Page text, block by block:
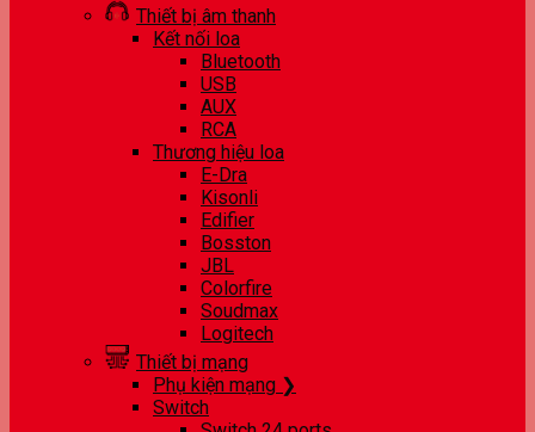
Thiết bị âm thanh
Kết nối loa
Bluetooth
USB
AUX
RCA
Thương hiệu loa
E-Dra
Kisonli
Edifier
Bosston
JBL
Colorfire
Soudmax
Logitech
Thiết bị mạng
Phụ kiện mạng ❯
Switch